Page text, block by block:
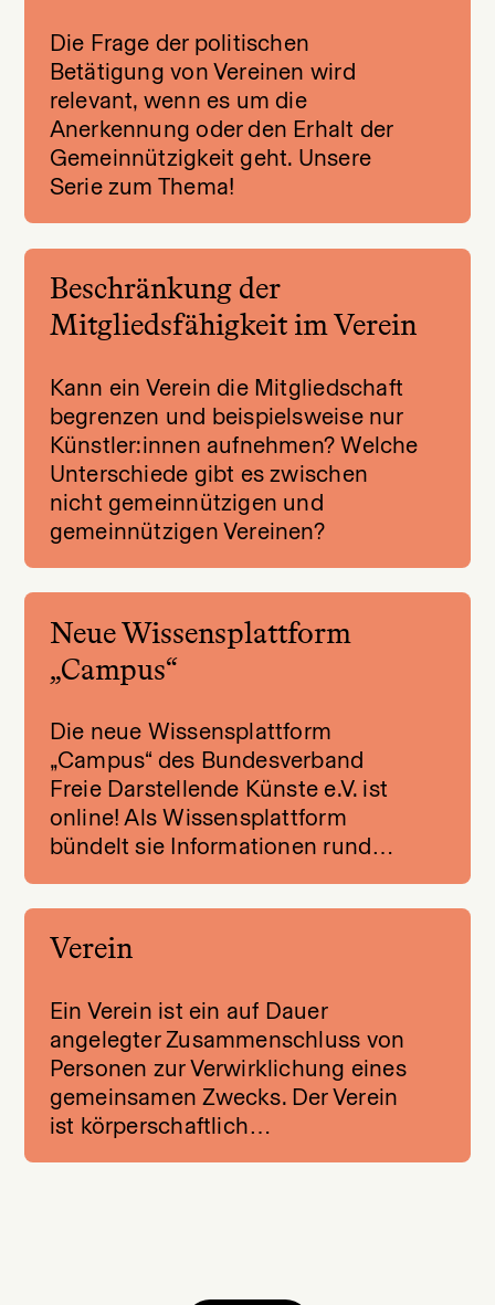
Die Frage der politischen
Betätigung von Vereinen wird
relevant, wenn es um die
Anerkennung oder den Erhalt der
Gemeinnützigkeit geht. Unsere
Serie zum Thema!
Beschränkung der
Mitgliedsfähigkeit im Verein
Kann ein Verein die Mitgliedschaft
begrenzen und beispielsweise nur
Künstler:innen aufnehmen? Welche
Unterschiede gibt es zwischen
nicht gemeinnützigen und
gemeinnützigen Vereinen?
Neue Wissensplattform
„Campus“
Die neue Wissensplattform
„Campus“ des Bundesverband
Freie Darstellende Künste e.V. ist
online! Als Wissensplattform
bündelt sie Informationen rund…
Verein
Ein Verein ist ein auf Dauer
angelegter Zusammenschluss von
Personen zur Verwirklichung eines
gemeinsamen Zwecks. Der Verein
ist körperschaftlich…